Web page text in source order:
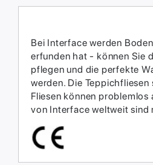
Bei Interface werden
erfunden hat - können Sie
pflegen und die perfekte
werden.​ Die
Fliesen können
von Interface weltweit